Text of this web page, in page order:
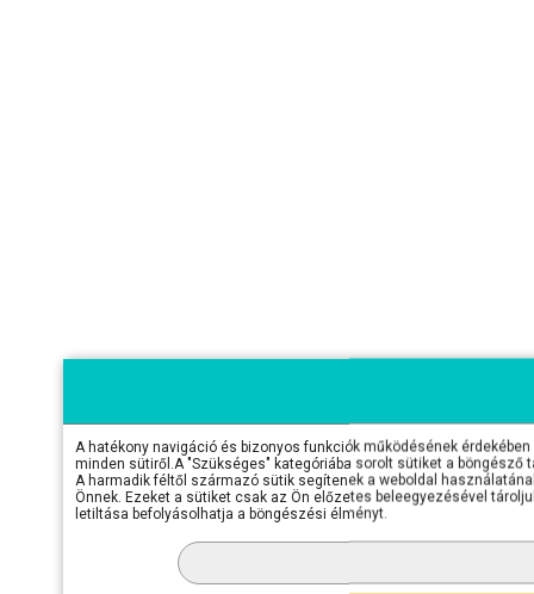
A hatékony navigáció és bizonyos funkciók működésének
minden sütiről.A "Szükséges" kategóriába sorolt sütiket a
A harmadik féltől származó sütik segítenek a weboldal
Önnek. Ezeket a sütiket csak az Ön előzetes beleegyezésével
letiltása befolyásolhatja a böngészési élményt.